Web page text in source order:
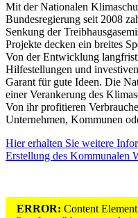
Mit der Nationalen
Bundesregierung seit 2008
Senkung der
Projekte decken ein breites
Von der Entwicklung
Hilfestellungen und
Garant für gute Ideen. Die
einer Verankerung des
Von ihr profitieren
Unternehmen, Kommunen
Hier erhalten Sie weitere
Erstellung des Kommunalen
ERROR: Content